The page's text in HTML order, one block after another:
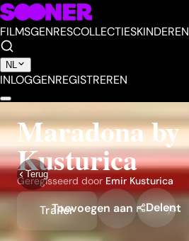
FILMSGENRESCOLLECTIESKINDEREN
NL
INLOGGENREGISTREREN
Terug
Maradona by
Kusturica
Geregisseerd door Emir Kusturica
Trailer
Toevoegen aan mijn lijst
Delen